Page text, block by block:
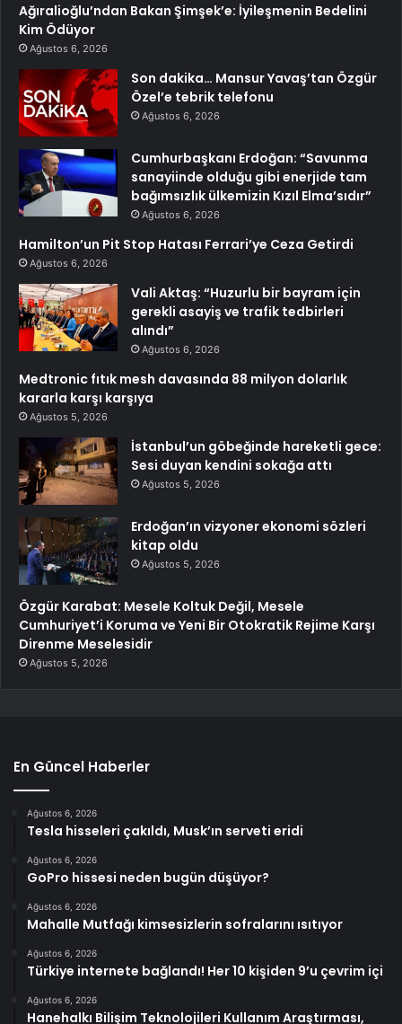
Ağıralioğlu’ndan Bakan Şimşek’e: İyileşmenin Bedelini
Kim Ödüyor
Ağustos 6, 2026
Son dakika… Mansur Yavaş’tan Özgür
Özel’e tebrik telefonu
Ağustos 6, 2026
Cumhurbaşkanı Erdoğan: “Savunma
sanayiinde olduğu gibi enerjide tam
bağımsızlık ülkemizin Kızıl Elma’sıdır”
Ağustos 6, 2026
Hamilton’un Pit Stop Hatası Ferrari’ye Ceza Getirdi
Ağustos 6, 2026
Vali Aktaş: “Huzurlu bir bayram için
gerekli asayiş ve trafik tedbirleri
alındı”
Ağustos 6, 2026
Medtronic fıtık mesh davasında 88 milyon dolarlık
kararla karşı karşıya
Ağustos 5, 2026
İstanbul’un göbeğinde hareketli gece:
Sesi duyan kendini sokağa attı
Ağustos 5, 2026
Erdoğan’ın vizyoner ekonomi sözleri
kitap oldu
Ağustos 5, 2026
Özgür Karabat: Mesele Koltuk Değil, Mesele
Cumhuriyet’i Koruma ve Yeni Bir Otokratik Rejime Karşı
Direnme Meselesidir
Ağustos 5, 2026
En Güncel Haberler
Ağustos 6, 2026
Tesla hisseleri çakıldı, Musk’ın serveti eridi
Ağustos 6, 2026
GoPro hissesi neden bugün düşüyor?
Ağustos 6, 2026
Mahalle Mutfağı kimsesizlerin sofralarını ısıtıyor
Ağustos 6, 2026
Türkiye internete bağlandı! Her 10 kişiden 9’u çevrim içi
Ağustos 6, 2026
Hanehalkı Bilişim Teknolojileri Kullanım Araştırması,